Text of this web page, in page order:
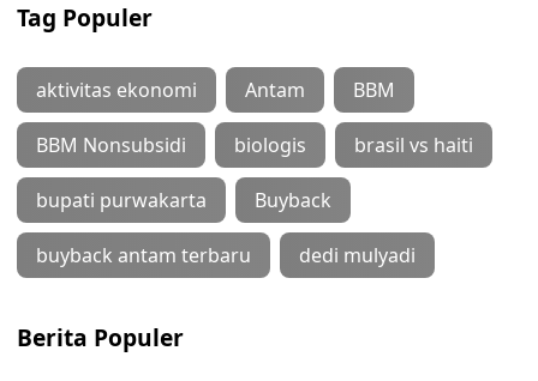
Tag Populer
aktivitas ekonomi Antam BBM
BBM Nonsubsidi biologis brasil vs haiti
bupati purwakarta Buyback
buyback antam terbaru dedi mulyadi
Berita Populer